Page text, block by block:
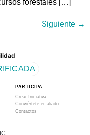
forestales […]
Siguiente →
PARTICIPA
Crear Iniciativa
Conviértete en aliado
Contactos